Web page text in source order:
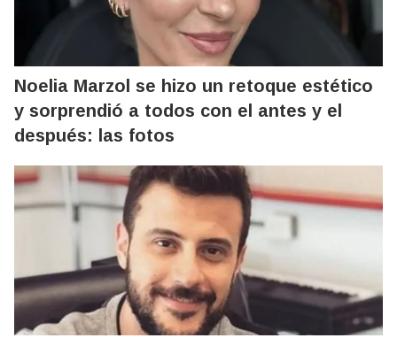
Noelia Marzol se hizo un retoque estético
y sorprendió a todos con el antes y el
después: las fotos